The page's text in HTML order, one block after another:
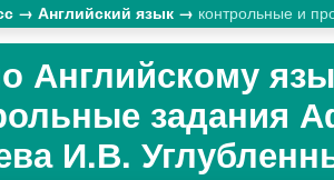
Английский язык контрольные и
Английскому
задания
И.В.